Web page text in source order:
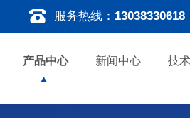
服务热线： 13038330618
产品中心 新闻中心 技